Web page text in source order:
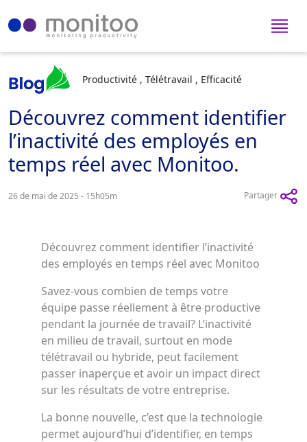
Productivité , Télétravail , Efficacité
Découvrez comment identifier
l’inactivité des employés en
temps réel avec Monitoo.
26 de mai de 2025 - 15h05m Partager
Découvrez comment identifier l’inactivité
des employés en temps réel avec Monitoo
Savez-vous combien de temps votre
équipe passe réellement à être productive
pendant la journée de travail? L’inactivité
en milieu de travail, surtout en mode
télétravail ou hybride, peut facilement
passer inaperçue et avoir un impact direct
sur les résultats de votre entreprise.
La bonne nouvelle, c’est que la technologie
permet aujourd’hui d’identifier, en temps